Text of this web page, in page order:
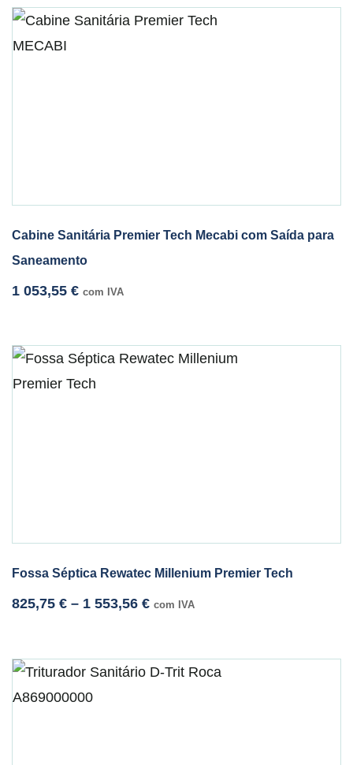
Cabine Sanitária Premier Tech Mecabi com Saída para
Saneamento
1 053,55 € com IVA
Fossa Séptica Rewatec Millenium Premier Tech
825,75 € – 1 553,56 € com IVA